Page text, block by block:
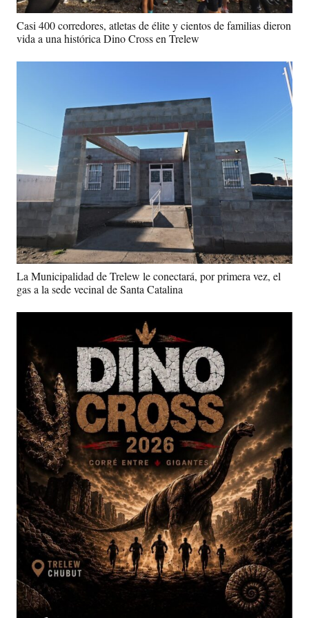
Casi 400 corredores, atletas de élite y cientos de familias dieron
vida a una histórica Dino Cross en Trelew
La Municipalidad de Trelew le conectará, por primera vez, el
gas a la sede vecinal de Santa Catalina